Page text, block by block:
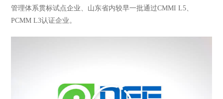
管理体系贯标试点企业、山东省内较早一批通过CMMI L5、
PCMM L3认证企业。